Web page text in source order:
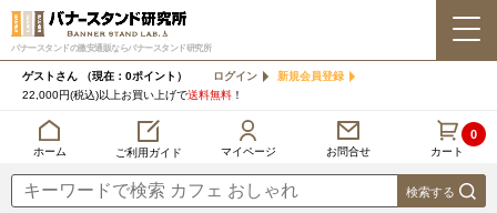
バナースタンドの激安通販ならバナースタンド研究所
ゲストさん （現在：0ポイント） ログイン
新規会員登録
22,000円(税込)以上お買い上げで送料無料 ！
ホーム ご利用ガイド マイページ お問合せ カート
0